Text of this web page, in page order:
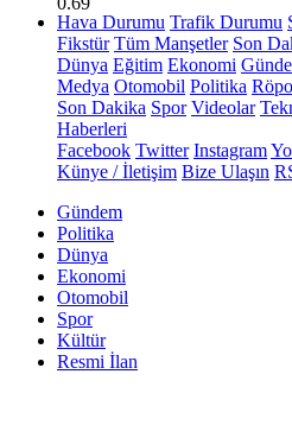
Hava Durumu Trafik Durumu
Fikstür Tüm Manşetler Son
Dünya Eğitim Ekonomi
Medya Otomobil Politika
Son Dakika Spor Videolar
Haberleri
Facebook Twitter Instagram
Künye / İletişim Bize Ulaşın
Gündem
Politika
Dünya
Ekonomi
Otomobil
Spor
Kültür
Resmi İlan